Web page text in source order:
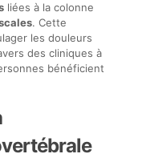
liées à la colonne
. Cette
les douleurs
des cliniques à
bénéficient